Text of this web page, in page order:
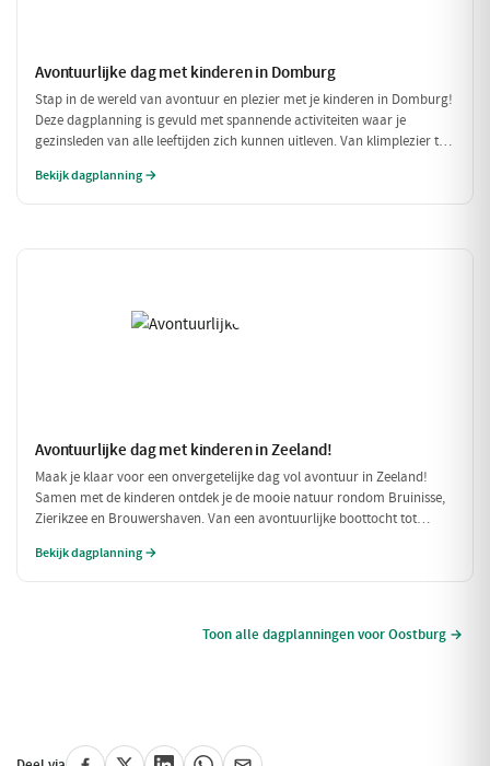
Avontuurlijke dag met kinderen in Domburg
Stap in de wereld van avontuur en plezier met je kinderen in Domburg!
Deze dagplanning is gevuld met spannende activiteiten waar je
gezinsleden van alle leeftijden zich kunnen uitleven. Van klimplezier tot
Bekijk dagplanning →
Avontuurlijke dag met kinderen in Zeeland!
Maak je klaar voor een onvergetelijke dag vol avontuur in Zeeland!
Samen met de kinderen ontdek je de mooie natuur rondom Bruinisse,
Zierikzee en Brouwershaven. Van een avontuurlijke boottocht tot
samen willen genieten.
Bekijk dagplanning →
Toon alle dagplanningen voor Oostburg →